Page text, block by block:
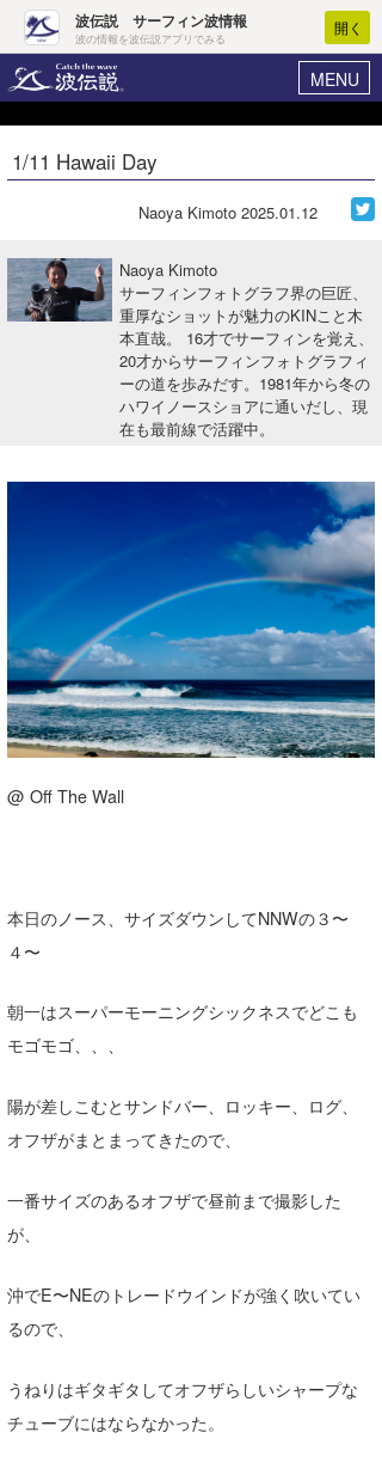
波伝説 サーフィン波情報
波の情報を波伝説アプリでみる
開く
MENU
ヘルプ マイホーム
ログイン
波情報･概況
WAVE HUNTER波予想ツール
1/11 Hawaii Day
Naoya Kimoto 2025.01.12
Naoya Kimoto
サーフィンフォトグラフ界の巨匠、
重厚なショットが魅力のKINこと木
本直哉。 16才でサーフィンを覚え、
20才からサーフィンフォトグラフィ
ーの道を歩みだす。1981年から冬の
ハワイノースショアに通いだし、現
在も最前線で活躍中。
@ Off The Wall
本日のノース、サイズダウンしてNNWの３〜
４〜
朝一はスーパーモーニングシックネスでどこも
モゴモゴ、、、
陽が差しこむとサンドバー、ロッキー、ログ、
オフザがまとまってきたので、
一番サイズのあるオフザで昼前まで撮影した
が、
沖でE〜NEのトレードウインドが強く吹いてい
るので、
うねりはギタギタしてオフザらしいシャープな
チューブにはならなかった。
Core Surf Japan
ファッション/グッズ
アート＆エンタメ
伊豆
千葉南
大阪
四国
ルール＆How to
VOTE!
サーファーズ
ライター/寄稿メディア
Core Surf Japan
Naoya Kimoto
mitsuteru Kamio
Yoshiyuki Obata
arukasvision
DELTA FORCE SURF
CBA Films
メディア
SURFMEDIA
WAVAL
波伝説アンバサダー/プロライダー
中浦“JET”章
嵯峨明日香
進士剛光
田原啓江
☆加藤
+☆maki☆+
Aichan
波伝説